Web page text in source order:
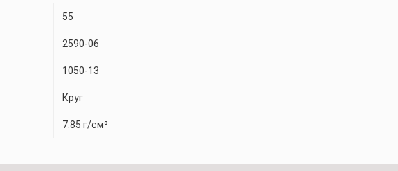
55
2590-06
1050-13
Круг
7.85 г/см³